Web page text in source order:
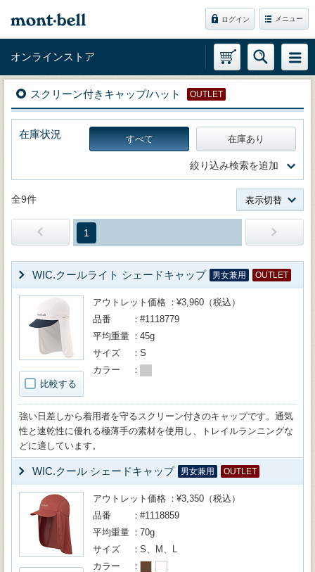
ログイン メニュー
オンラインストア
スクリーン付きキャップ/ハット OUTLET
在庫状況 すべて 在庫あり
絞り込み検索を追加
全9件 表示切替
1
WIC.クールライト シェードキャップ 男女兼用 OUTLET
比較する
アウトレット価格
¥3,960（税込）
品番
#1118779
平均重量
45g
サイズ
S
カラー
強い日差しから着用者を守るスクリーン付きのキャップです。通気
性と速乾性に優れる極薄手の素材を使用し、トレイルランニングな
どに適しています。
WIC.クール シェードキャップ 男女兼用 OUTLET
アウトレット価格
¥3,350（税込）
品番
#1118859
平均重量
70g
サイズ
S、M、L
カラー